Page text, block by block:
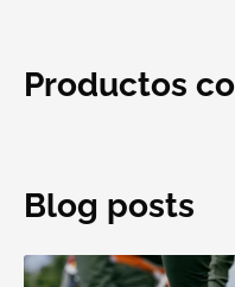
Productos
Blog posts